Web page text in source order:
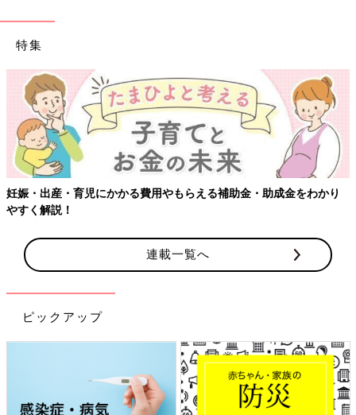
特集
妊娠・出産・育児にかかる費用やもらえる補助金・助成金をわかり
やすく解説！
連載一覧へ
ピックアップ